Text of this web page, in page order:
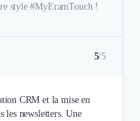
style #MyEramTouch !
5/5
CRM et la mise en
les newsletters. Une